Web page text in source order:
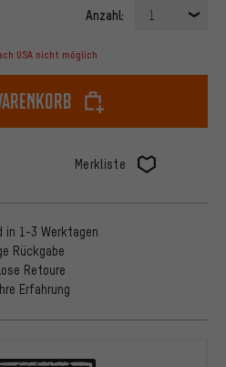
Anzahl: 1
USA nicht möglich
Merkliste
in 1-3 Werktagen
Rückgabe
Retoure
Erfahrung